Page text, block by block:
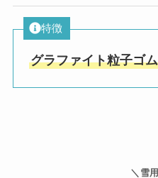
特徴
グラファイト粒子ゴム
＼雪